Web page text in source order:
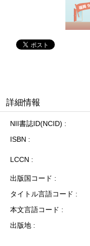
詳細情報
NII書誌ID(NCID)
ISBN
LCCN
出版国コード
タイトル言語コード
本文言語コード
出版地